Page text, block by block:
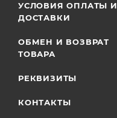
УСЛОВИЯ ОПЛАТЫ И
ДОСТАВКИ
ОБМЕН И ВОЗВРАТ
ТОВАРА
РЕКВИЗИТЫ
КОНТАКТЫ